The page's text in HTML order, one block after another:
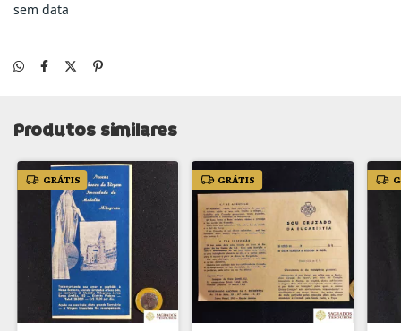
sem data
Produtos similares
GRÁTIS GRÁTIS